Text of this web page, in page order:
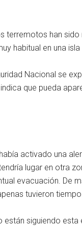
terremotos han
habitual en una
Nacional se
que pueda
activado una
lugar en otra
evacuación. De
tuvieron
siguiendo esta